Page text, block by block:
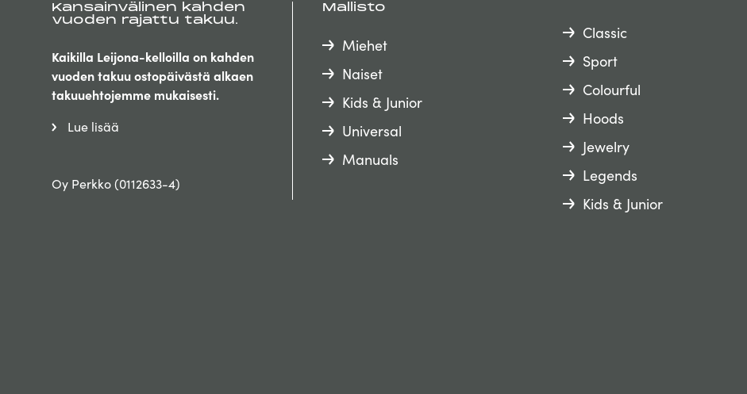
Kansainvälinen kahden
vuoden rajattu takuu.
Kaikilla Leijona-kelloilla on kahden
vuoden takuu ostopäivästä alkaen
takuuehtojemme mukaisesti.
Lue lisää
Oy Perkko (0112633-4)
Mallisto
Miehet
Naiset
Kids & Junior
Universal
Manuals
Classic
Sport
Colourful
Hoods
Jewelry
Legends
Kids & Junior